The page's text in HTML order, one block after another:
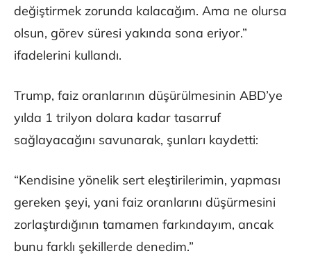
değiştirmek zorunda kalacağım. Ama ne olursa
olsun, görev süresi yakında sona eriyor.”
ifadelerini kullandı.
Trump, faiz oranlarının düşürülmesinin ABD’ye
yılda 1 trilyon dolara kadar tasarruf
sağlayacağını savunarak, şunları kaydetti:
“Kendisine yönelik sert eleştirilerimin, yapması
gereken şeyi, yani faiz oranlarını düşürmesini
zorlaştırdığının tamamen farkındayım, ancak
bunu farklı şekillerde denedim.”